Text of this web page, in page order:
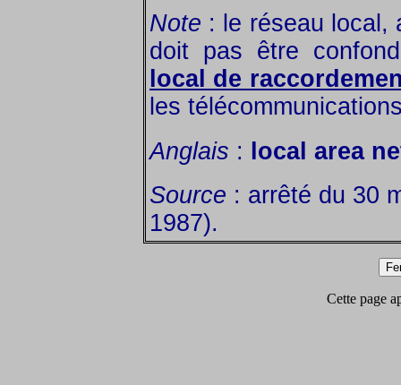
Note : le réseau local,
doit pas être
local de
les
Anglais :
local area
Source : arrêté du 30
1987).
Cette page